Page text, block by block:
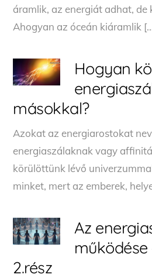
áramlik, az energiát adhat, de
Ahogyan az óceán kiáramlik
Hogyan
másokkal?
Azokat az energiarostokat
energiaszálaknak vagy
körülöttünk lévő
minket, mert az emberek,
Az
2.rész